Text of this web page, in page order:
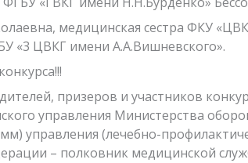
медицинская сестра ФКУ
«3 ЦВКГ имени А.А.Вишневского».
призеров и участников
управления Министерства
управления (лечебно-
– полковник медицинской